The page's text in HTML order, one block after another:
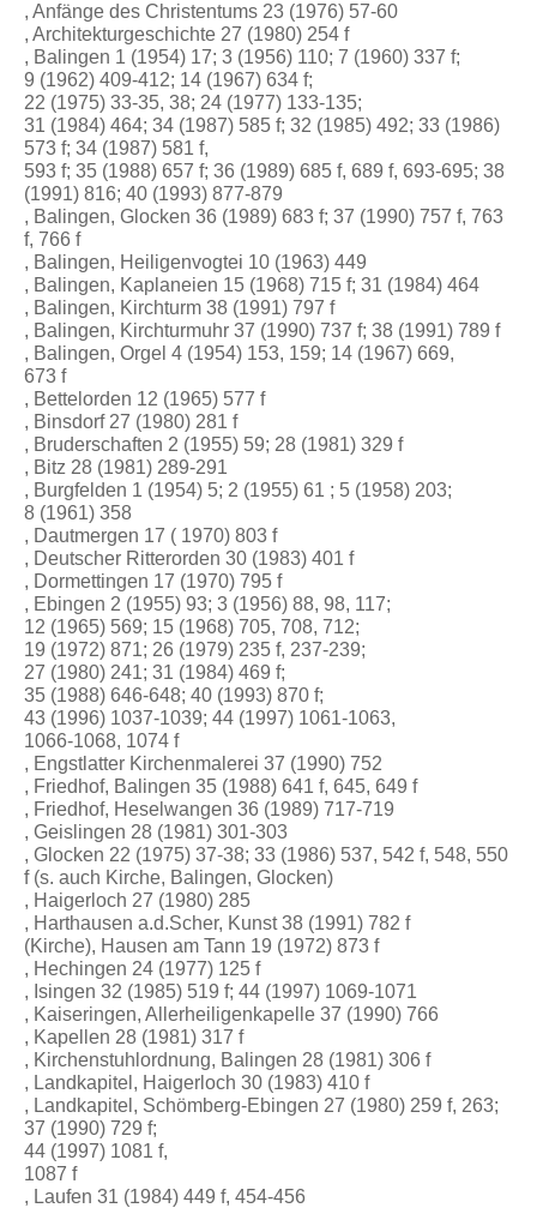
, Anfänge des Christentums 23 (1976) 57-60
, Architekturgeschichte 27 (1980) 254 f
, Balingen 1 (1954) 17; 3 (1956) 110; 7 (1960) 337 f;
9 (1962) 409-412; 14 (1967) 634 f;
22 (1975) 33-35, 38; 24 (1977) 133-135;
31 (1984) 464; 34 (1987) 585 f; 32 (1985) 492; 33 (1986)
573 f; 34 (1987) 581 f,
593 f; 35 (1988) 657 f; 36 (1989) 685 f, 689 f, 693-695; 38
(1991) 816; 40 (1993) 877-879
, Balingen, Glocken 36 (1989) 683 f; 37 (1990) 757 f, 763
f, 766 f
, Balingen, Heiligenvogtei 10 (1963) 449
, Balingen, Kaplaneien 15 (1968) 715 f; 31 (1984) 464
, Balingen, Kirchturm 38 (1991) 797 f
, Balingen, Kirchturmuhr 37 (1990) 737 f; 38 (1991) 789 f
, Balingen, Orgel 4 (1954) 153, 159; 14 (1967) 669,
673 f
, Bettelorden 12 (1965) 577 f
, Binsdorf 27 (1980) 281 f
, Bruderschaften 2 (1955) 59; 28 (1981) 329 f
, Bitz 28 (1981) 289-291
, Burgfelden 1 (1954) 5; 2 (1955) 61 ; 5 (1958) 203;
8 (1961) 358
, Dautmergen 17 ( 1970) 803 f
, Deutscher Ritterorden 30 (1983) 401 f
, Dormettingen 17 (1970) 795 f
, Ebingen 2 (1955) 93; 3 (1956) 88, 98, 117;
12 (1965) 569; 15 (1968) 705, 708, 712;
19 (1972) 871; 26 (1979) 235 f, 237-239;
27 (1980) 241; 31 (1984) 469 f;
35 (1988) 646-648; 40 (1993) 870 f;
43 (1996) 1037-1039; 44 (1997) 1061-1063,
1066-1068, 1074 f
, Engstlatter Kirchenmalerei 37 (1990) 752
, Friedhof, Balingen 35 (1988) 641 f, 645, 649 f
, Friedhof, Heselwangen 36 (1989) 717-719
, Geislingen 28 (1981) 301-303
, Glocken 22 (1975) 37-38; 33 (1986) 537, 542 f, 548, 550
f (s. auch Kirche, Balingen, Glocken)
, Haigerloch 27 (1980) 285
, Harthausen a.d.Scher, Kunst 38 (1991) 782 f
(Kirche), Hausen am Tann 19 (1972) 873 f
, Hechingen 24 (1977) 125 f
, Isingen 32 (1985) 519 f; 44 (1997) 1069-1071
, Kaiseringen, Allerheiligenkapelle 37 (1990) 766
, Kapellen 28 (1981) 317 f
, Kirchenstuhlordnung, Balingen 28 (1981) 306 f
, Landkapitel, Haigerloch 30 (1983) 410 f
, Landkapitel, Schömberg-Ebingen 27 (1980) 259 f, 263;
37 (1990) 729 f;
44 (1997) 1081 f,
1087 f
, Laufen 31 (1984) 449 f, 454-456